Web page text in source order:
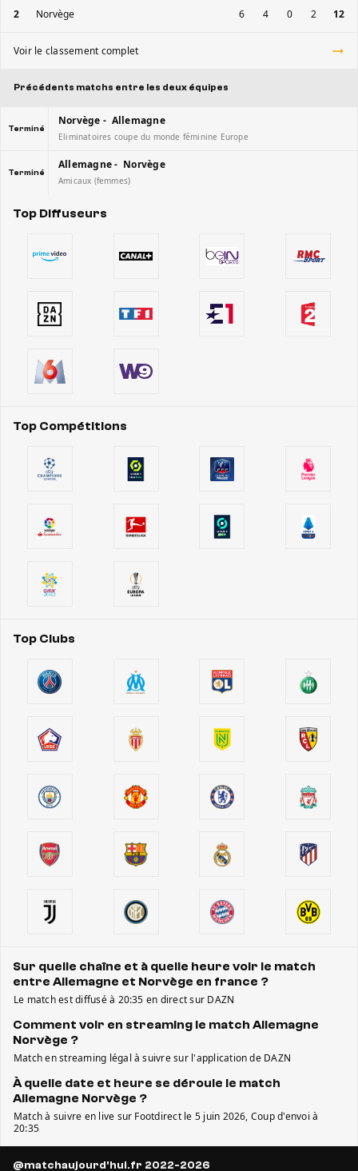
2 Norvège 6 4 0 2 12
Voir le classement complet
Précédents matchs entre les deux équipes
Terminé
Norvège - Allemagne
Eliminatoires coupe du monde féminine Europe
Terminé
Allemagne - Norvège
Amicaux (femmes)
Top Diffuseurs
Top Compétitions
Top Clubs
Sur quelle chaîne et à quelle heure voir le match
entre Allemagne et Norvège en france ?
Le match est diffusé à 20:35 en direct sur DAZN
Comment voir en streaming le match Allemagne
Norvège ?
Match en streaming légal à suivre sur l'application de DAZN
À quelle date et heure se déroule le match
Allemagne Norvège ?
Match à suivre en live sur Footdirect le 5 juin 2026, Coup d'envoi à
20:35
@matchaujourd'hui.fr 2022-2026